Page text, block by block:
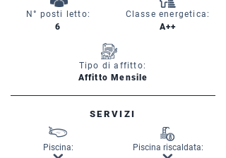
N° posti letto:
6
Classe energetica:
A++
Tipo di affitto:
Affitto Mensile
SERVIZI
Piscina: Piscina riscaldata: